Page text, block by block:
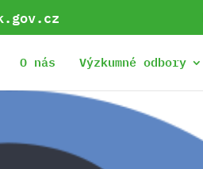
O nás Výzkumné odbory